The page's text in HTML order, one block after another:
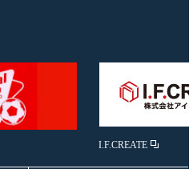
I.F.CREATE